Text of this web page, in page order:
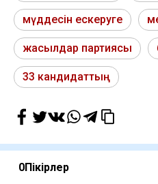
мүддесін ескеруге
жасылдар партиясы
33 кандидаттың
0Пікірлер